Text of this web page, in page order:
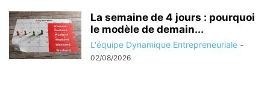
La semaine de 4 jours : pourquoi
le modèle de demain...
L'équipe Dynamique Entrepreneuriale -
02/08/2026